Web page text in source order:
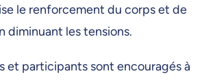
le renforcement du corps et de
diminuant les tensions.
et participants sont encouragés à